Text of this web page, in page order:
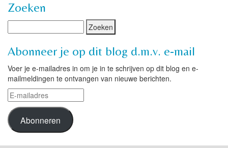
Zoeken
Abonneer je op dit blog d.m.v. e-mail
Voer je e-mailadres in om je in te schrijven op dit blog en e-
mailmeldingen te ontvangen van nieuwe berichten.
E-
mailadres
Abonneren